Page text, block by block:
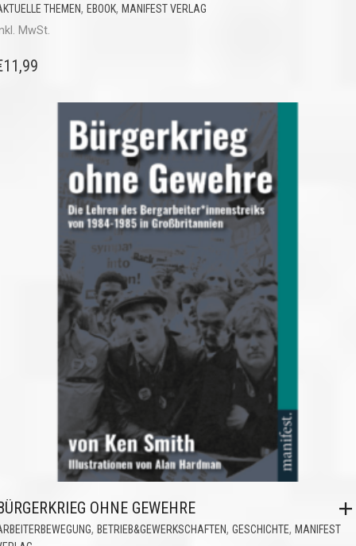
THEMEN, EBOOK, MANIFEST VERLAG
MwSt.
11,99
OHNE GEWEHRE
, BETRIEB&GEWERKSCHAFTEN, GESCHICHTE, MANIFEST